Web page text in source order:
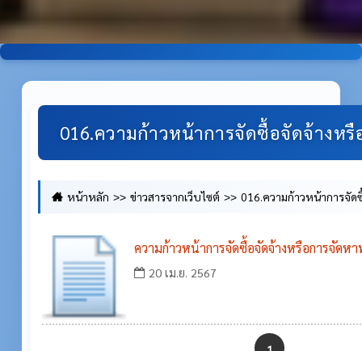
016.ความก้าวหน้าการจัดซื้อจัดจ้างห
หน้าหลัก ข่าวสารจากเว็บไซต์ 016.ความก้าวหน้าการจั
ความก้าวหน้าการจัดซื้อจัดจ้างหรือการจัด
พ.ศ. ๒๕๖๗
20 เม.ย. 2567